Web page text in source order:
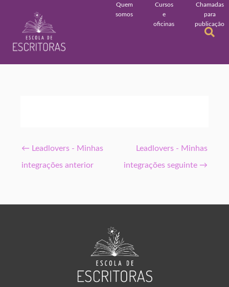
Quem
somos
Cursos
e
oficinas
Chamadas
para
publicação
← Leadlovers - Minhas
integrações anterior
Leadlovers - Minhas
integrações seguinte →